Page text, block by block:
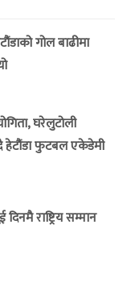
गोल बाढीमा
घरेलुटोली
हेटौंडा फुटबल एकेडेमी
राष्ट्रिय सम्मान